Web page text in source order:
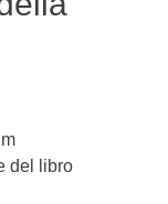
del libro